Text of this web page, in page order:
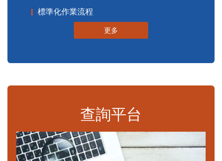
標準化作業流程
更多
查詢平台